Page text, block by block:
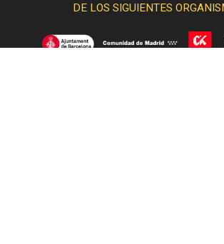
DE LOS SIGUIENTES